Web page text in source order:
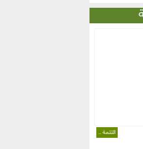
التتمة ..